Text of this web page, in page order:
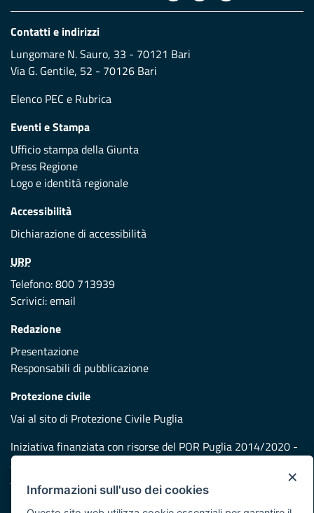
Contatti e indirizzi
Lungomare N. Sauro, 33 - 70121 Bari
Via G. Gentile, 52 - 70126 Bari
Elenco PEC e Rubrica
Eventi e Stampa
Ufficio stampa della Giunta
Press Regione
Logo e identità regionale
Accessibilità
Dichiarazione di accessibilità
URP
Telefono: 800 713939
Scrivici:email
Redazione
Presentazione
Responsabili di pubblicazione
Protezione civile
Vai al sito di Protezione Civile Puglia
Iniziativa finanziata con risorse del POR Puglia 2014/2020 -
Asse XI
×
Informazioni sull'uso dei cookies